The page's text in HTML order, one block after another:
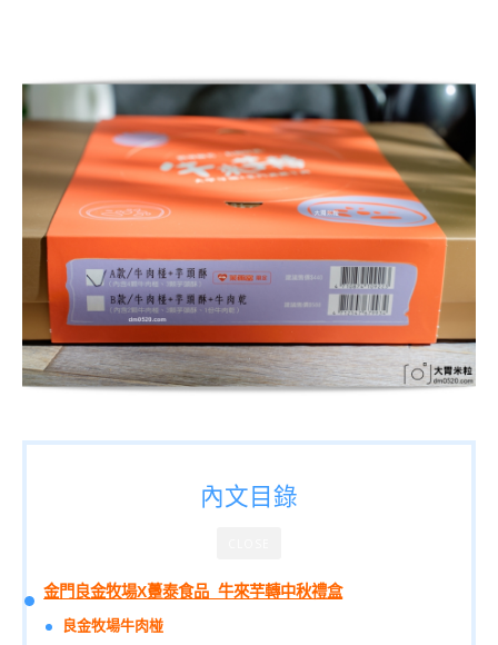
內文目錄
金門良金牧場X躉泰食品_牛來芋轉中秋禮盒
良金牧場牛肉椪